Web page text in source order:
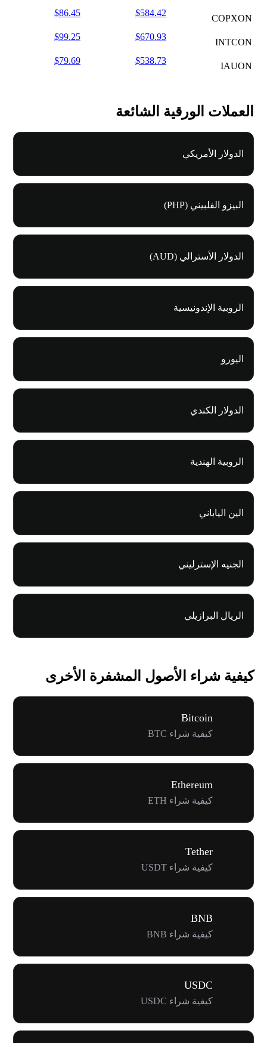
COPXON
$584.42
$86.45
INTCON
$670.93
$99.25
IAUON
$538.73
$79.69
العملات الورقية الشائعة
الدولار الأمريكي
البيزو الفلبيني (PHP)
الدولار الأسترالي (AUD)
الروبية الإندونيسية
اليورو
الدولار الكندي
الروبية الهندية
الين الياباني
الجنيه الإسترليني
الريال البرازيلي
كيفية شراء الأصول المشفرة الأخرى
Bitcoin
كيفية شراء BTC
Ethereum
كيفية شراء ETH
Tether
كيفية شراء USDT
BNB
كيفية شراء BNB
USDC
كيفية شراء USDC